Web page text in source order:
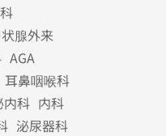
腺外来
AGA
耳鼻咽喉科
内科 内科
泌尿器科